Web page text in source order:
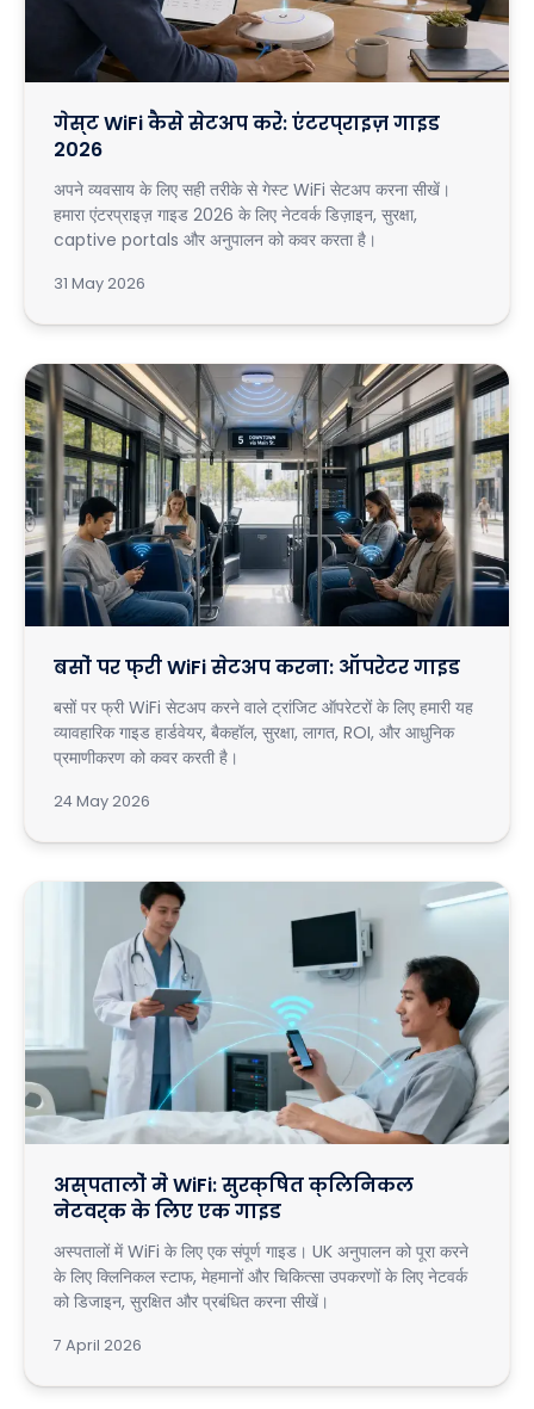
गेस्ट WiFi कैसे सेटअप करें: एंटरप्राइज़ गाइड
2026
अपने व्यवसाय के लिए सही तरीके से गेस्ट WiFi सेटअप करना सीखें।
हमारा एंटरप्राइज़ गाइड 2026 के लिए नेटवर्क डिज़ाइन, सुरक्षा,
captive portals और अनुपालन को कवर करता है।
31 May 2026
बसों पर फ्री WiFi सेटअप करना: ऑपरेटर गाइड
बसों पर फ्री WiFi सेटअप करने वाले ट्रांजिट ऑपरेटरों के लिए हमारी यह
व्यावहारिक गाइड हार्डवेयर, बैकहॉल, सुरक्षा, लागत, ROI, और आधुनिक
प्रमाणीकरण को कवर करती है।
24 May 2026
अस्पतालों में WiFi: सुरक्षित क्लिनिकल
नेटवर्क के लिए एक गाइड
अस्पतालों में WiFi के लिए एक संपूर्ण गाइड। UK अनुपालन को पूरा करने
के लिए क्लिनिकल स्टाफ, मेहमानों और चिकित्सा उपकरणों के लिए नेटवर्क
को डिजाइन, सुरक्षित और प्रबंधित करना सीखें।
7 April 2026